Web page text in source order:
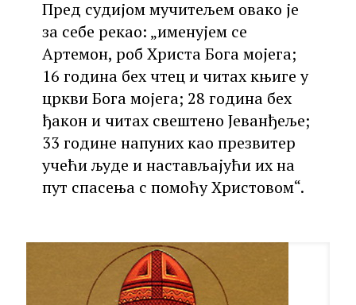
Пред судијом мучитељем овако је
за себе рекао: „именујем се
Артемон, роб Христа Бога мојега;
16 година бех чтец и читах књиге у
цркви Бога мојега; 28 година бех
ђакон и читах свештено Јеванђеље;
33 године напуних као презвитер
учећи људе и настављајући их на
пут спасења с помоћу Христовом“.